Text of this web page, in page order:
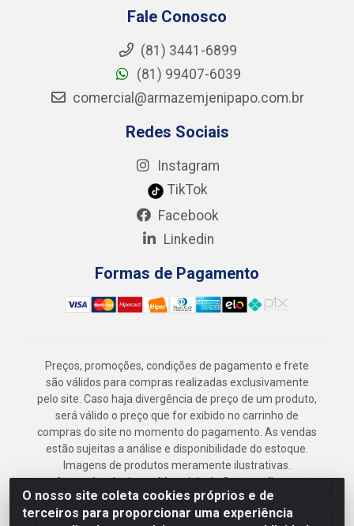
O nosso site coleta cookies próprios e de
terceiros para proporcionar uma experiência
Fale Conosco
(81) 3441-6899
(81) 99407-6039
comercial@armazemjenipapo.com.br
Redes Sociais
Instagram
TikTok
Facebook
Linkedin
Formas de Pagamento
Preços, promoções, condições de pagamento e frete
são válidos para compras realizadas exclusivamente
pelo site. Caso haja divergência de preço de um produto,
será válido o preço que for exibido no carrinho de
compras do site no momento do pagamento. As vendas
estão sujeitas a análise e disponibilidade do estoque.
Imagens de produtos meramente ilustrativas.
Armazém Jenipapo Materiais de Construção em
Geral LTDA - Rua das Flores, 2691 - Guabiraba,
Recife/PE - CEP 52.291-630 - CNPJ